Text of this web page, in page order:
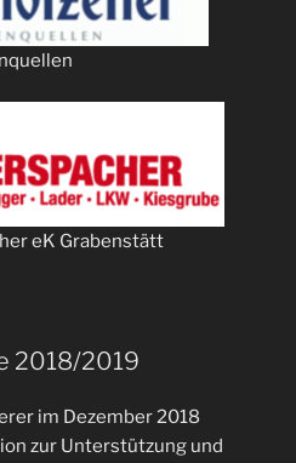
eK Grabenstätt
2018/2019
im Dezember 2018
zur Unterstützung und